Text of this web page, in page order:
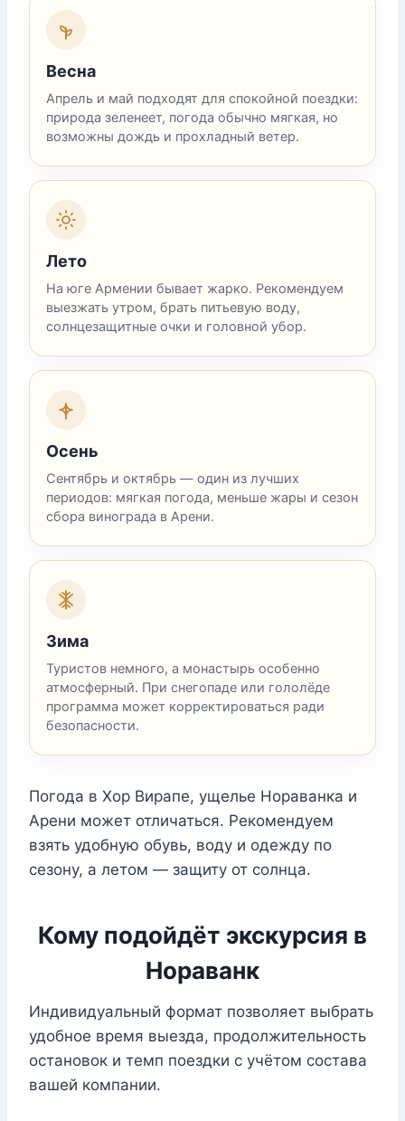
Весна
Апрель и май подходят для спокойной поездки:
природа зеленеет, погода обычно мягкая, но
возможны дождь и прохладный ветер.
Лето
На юге Армении бывает жарко. Рекомендуем
выезжать утром, брать питьевую воду,
солнцезащитные очки и головной убор.
Осень
Сентябрь и октябрь — один из лучших
периодов: мягкая погода, меньше жары и сезон
сбора винограда в Арени.
Зима
Туристов немного, а монастырь особенно
атмосферный. При снегопаде или гололёде
программа может корректироваться ради
безопасности.
Погода в Хор Вирапе, ущелье Нораванка и
Арени может отличаться. Рекомендуем
взять удобную обувь, воду и одежду по
сезону, а летом — защиту от солнца.
Кому подойдёт экскурсия в
Нораванк
Индивидуальный формат позволяет выбрать
удобное время выезда, продолжительность
остановок и темп поездки с учётом состава
вашей компании.